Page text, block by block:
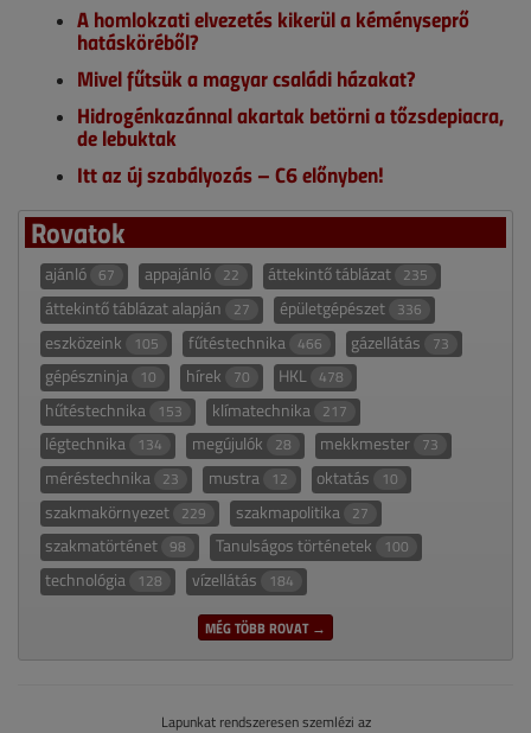
A homlokzati elvezetés kikerül a kéményseprő
hatásköréből?
Mivel fűtsük a magyar családi házakat?
Hidrogénkazánnal akartak betörni a tőzsdepiacra,
de lebuktak
Itt az új szabályozás – C6 előnyben!
Rovatok
ajánló 67 appajánló 22 áttekintő táblázat 235
áttekintő táblázat alapján 27 épületgépészet 336
eszközeink 105 fűtéstechnika 466 gázellátás 73
gépészninja 10 hírek 70 HKL 478
hűtéstechnika 153 klímatechnika 217
légtechnika 134 megújulók 28 mekkmester 73
méréstechnika 23 mustra 12 oktatás 10
szakmakörnyezet 229 szakmapolitika 27
szakmatörténet 98 Tanulságos történetek 100
technológia 128 vízellátás 184
MÉG TÖBB ROVAT →
Lapunkat rendszeresen szemlézi az